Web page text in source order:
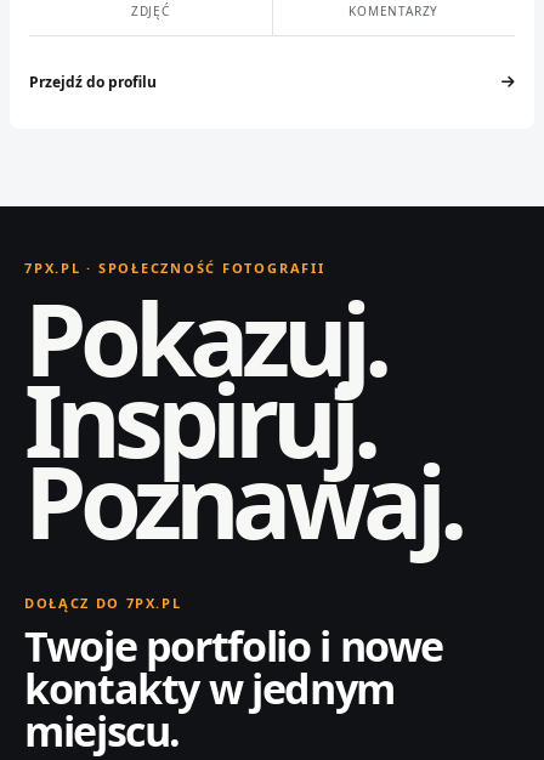
ZDJĘĆ KOMENTARZY
Przejdź do profilu
7PX.PL · SPOŁECZNOŚĆ FOTOGRAFII
Pokazuj.
Inspiruj.
Poznawaj.
DOŁĄCZ DO 7PX.PL
Twoje portfolio i nowe
kontakty w jednym
miejscu.